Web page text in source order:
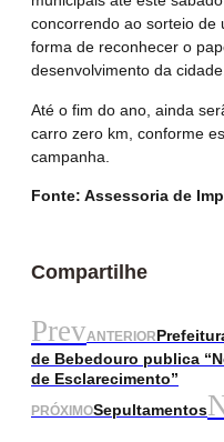
concorrendo ao sorteio de
forma de reconhecer o
desenvolvimento da
Até o fim do ano, ainda
carro zero km, conforme
campanha.
Fonte: Assessoria de
Compartilhe
PrevANTERIOR
de Bebedouro publica
de Esclarecimento”
PRÓXIMOSepultamentos